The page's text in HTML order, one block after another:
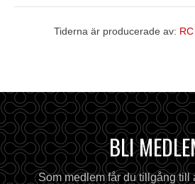
Tiderna är producerade av:
BLI
Som medlem får du tillgång till